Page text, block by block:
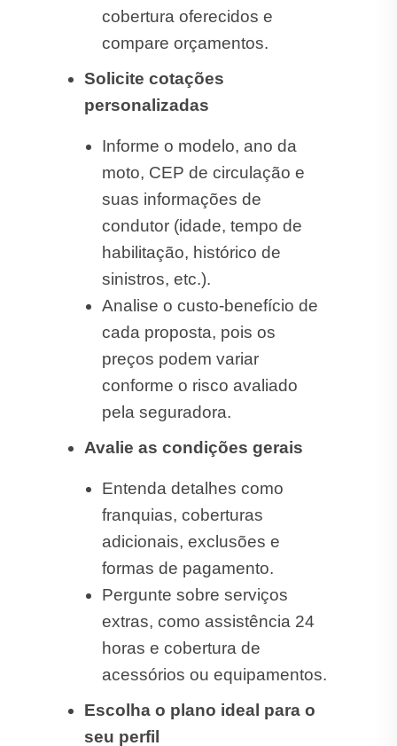
cobertura oferecidos e
compare orçamentos.
Solicite cotações
personalizadas
Informe o modelo, ano da
moto, CEP de circulação e
suas informações de
condutor (idade, tempo de
habilitação, histórico de
sinistros, etc.).
Analise o custo-benefício de
cada proposta, pois os
preços podem variar
conforme o risco avaliado
pela seguradora.
Avalie as condições gerais
Entenda detalhes como
franquias, coberturas
adicionais, exclusões e
formas de pagamento.
Pergunte sobre serviços
extras, como assistência 24
horas e cobertura de
acessórios ou equipamentos.
Escolha o plano ideal para o
seu perfil